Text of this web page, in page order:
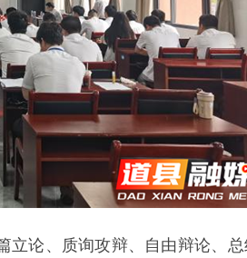
立论、质询攻辩、自由辩论、